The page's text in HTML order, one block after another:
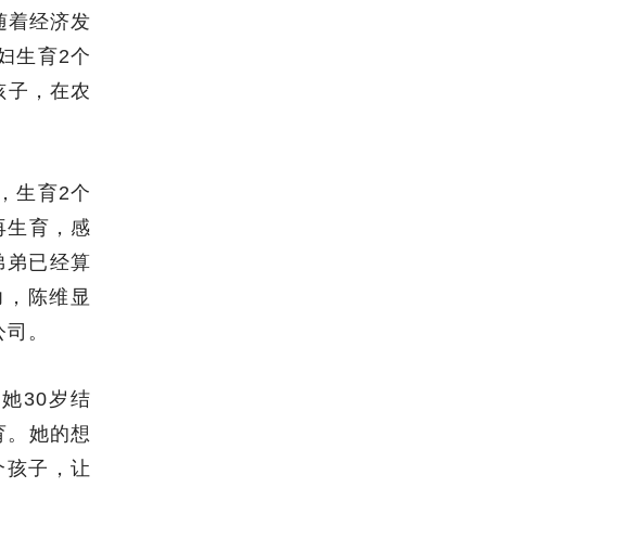
着经济发
生育2个
子，在农
生育2个
生育，感
弟已经算
陈维显
。
30岁结
她的想
子，让